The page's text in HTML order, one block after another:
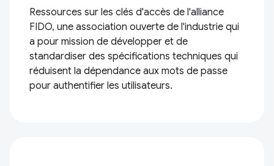
Ressources sur les clés d'accès de l'alliance
FIDO, une association ouverte de l'industrie qui
a pour mission de développer et de
standardiser des spécifications techniques qui
réduisent la dépendance aux mots de passe
pour authentifier les utilisateurs.